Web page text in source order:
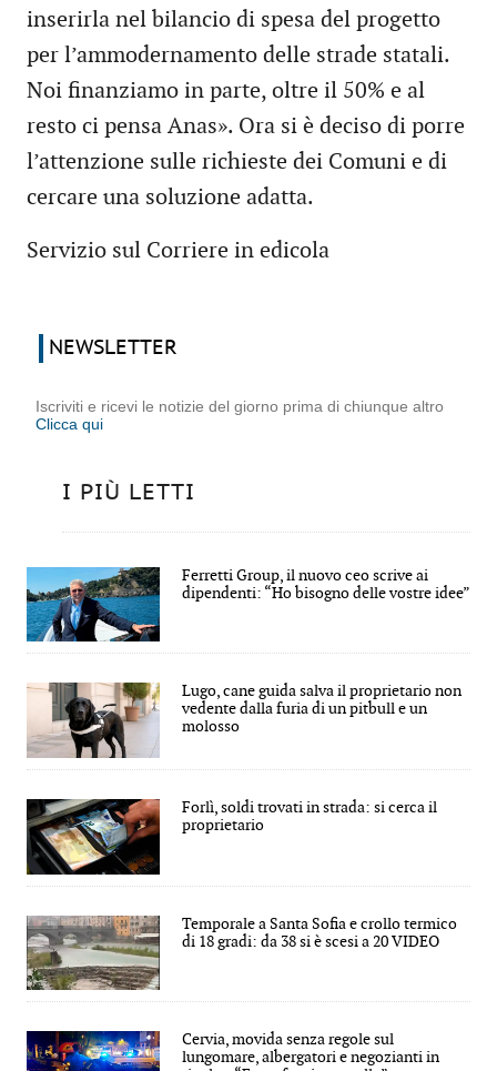
inserirla nel bilancio di spesa del progetto
per l’ammodernamento delle strade statali.
Noi finanziamo in parte, oltre il 50% e al
resto ci pensa Anas». Ora si è deciso di porre
l’attenzione sulle richieste dei Comuni e di
cercare una soluzione adatta.
Servizio sul Corriere in edicola
NEWSLETTER
Iscriviti e ricevi le notizie del giorno prima di chiunque altro
Clicca qui
I PIÙ LETTI
Ferretti Group, il nuovo ceo scrive ai
dipendenti: “Ho bisogno delle vostre idee”
Lugo, cane guida salva il proprietario non
vedente dalla furia di un pitbull e un
molosso
Forlì, soldi trovati in strada: si cerca il
proprietario
Temporale a Santa Sofia e crollo termico
di 18 gradi: da 38 si è scesi a 20 VIDEO
Cervia, movida senza regole sul
lungomare, albergatori e negozianti in